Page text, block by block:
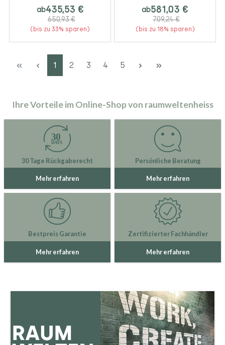
ab435,53 €
650,93 €
(bis zu 33% sparen)
ab581,03 €
709,24 €
(bis zu 18% sparen)
Seite
1 Seite
2 Seite
3 Seite
4 Seite
5
Ihre Vorteile im Online-Shop von raumweltenheiss
30 Tage Rückgaberecht
Mehr erfahren
Persönliche Beratung
Mehr erfahren
Bestpreis Garantie
Mehr erfahren
Zertifizierter Fachhändler
Mehr erfahren